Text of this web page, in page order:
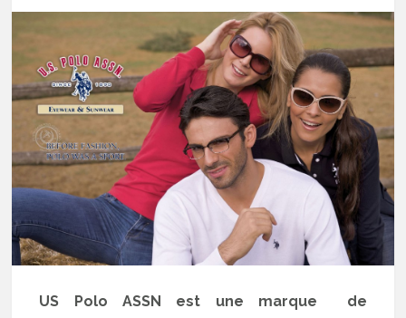
US Polo ASSN est une marque de